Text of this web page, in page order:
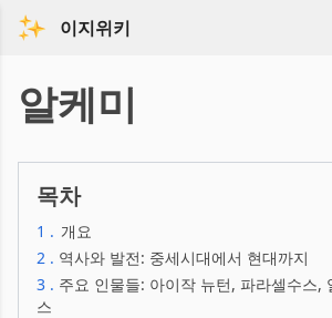
이지위키
알케미
목차
1 . 개요
2 . 역사와 발전: 중세시대에서 현대까지
3 . 주요 인물들: 아이작 뉴턴, 파라셀수스,
스